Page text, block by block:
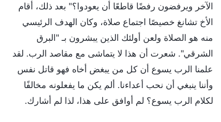
الآخر ويرفضون رفضًا قاطعًا أن يعودوا؟" بعد ذلك، أقام
الأخ تشانغ خصيصًا اجتماع صلاة، وكان الهدف الرئيسي
منه هو الصلاة ولعن أولئك الذين يبشرون بـ "البرق
الشرقي". شعرت أن هذا لا يتماشى مع مقاصد الرب. لقد
علمنا الرب يسوع أن كل من يبغض أخاه فهو قاتل نفس
وأننا ينبغي أن نحب أعداءنا. ألم يكن ما يفعلونه مخالفًا
لكلام الرب يسوع؟ لم أوافق على هذا، لذا لم أشارك.